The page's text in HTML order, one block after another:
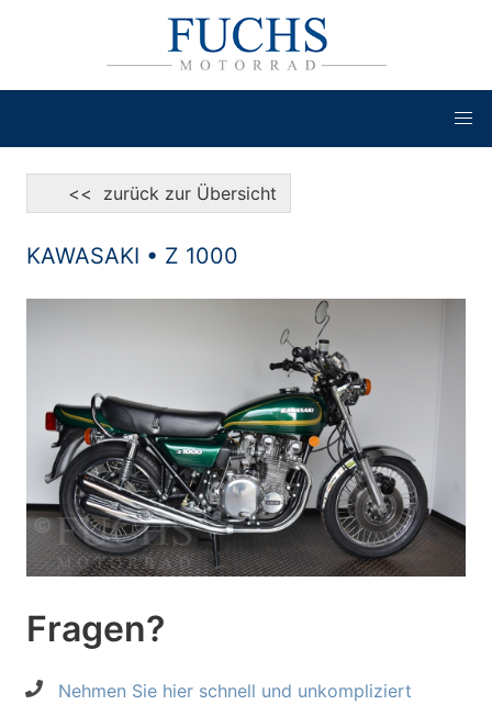
<< zurück zur Übersicht
KAWASAKI • Z 1000
Fragen?
Nehmen Sie hier schnell und unkompliziert